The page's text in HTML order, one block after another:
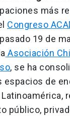
más
Congreso
19 de
Asociación
, se ha
espacios de
público,